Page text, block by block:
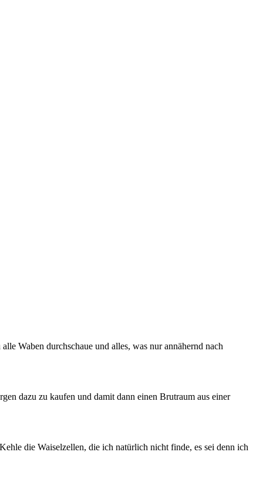
Waben durchschaue und alles, was nur annähernd nach
dazu zu kaufen und damit dann einen Brutraum aus einer
die Waiselzellen, die ich natürlich nicht finde, es sei denn ich